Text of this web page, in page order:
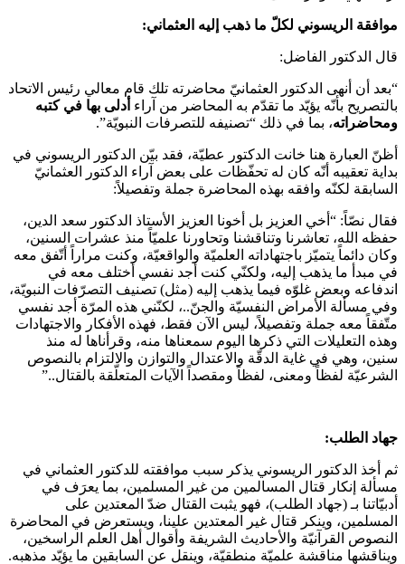
موافقة الريسوني لكلّ ما ذهب إليه العثماني:
قال الدكتور الفاضل:
“بعد أن أنهى الدكتور العثمانيّ محاضرته تلك قام معالي رئيس الاتحاد
بالتصريح بأنّه يؤيّد ما تقدّم به المحاضر من آراء أدلى بها في كتبه
ومحاضراته، بما في ذلك “تصنيفه للتصرفات النبويّة”.
أظنّ العبارة هنا خانت الدكتور عطيّة، فقد بيّن الدكتور الريسوني في
بداية تعقيبه أنّه كان له تحفّظات على بعض آراء الدكتور العثمانيّ
السابقة لكنّه وافقه بهذه المحاضرة جملة وتفصيلاً:
فقال نصّاً: “أخي العزيز بل أخونا العزيز الأستاذ الدكتور سعد الدين،
حفظه الله، تعاشرنا وتناقشنا وتحاورنا علميّاً منذ عشرات السنين،
وكان دائماً يتميّز باجتهاداته العلميّة والواقعيّة، وكنت مراراً أتّفق معه
في مبدأ ما يذهب إليه، ولكنّي كنت أجد نفسي أختلف معه في
اندفاعه وبعض غلوّه فيما يذهب إليه (مثل) تصنيف التصرّفات النبويّة،
وفي مسألة الأمراض النفسيّة والجنّ..، لكنّني هذه المرّة أجد نفسي
متّفقاً معه جملة وتفصيلاً، ليس الآن فقط، فهذه الأفكار والاجتهادات
وهذه التعليلات التي ذكرها اليوم سمعناها منه، وقرأناها له منذ
سنين، وهي في غاية الدقّة والاعتدال والتوازن والالتزام بالنصوص
الشرعيّة لفظاً ومعنى، لفظاً ومقصداً الآيات المتعلّقة بالقتال..”
جهاد الطلب:
ثم أخذ الدكتور الريسوني يذكر سبب موافقته للدكتور العثماني في
مسألة إنكار قتال المسالمين من غير المسلمين، بما يعرَف في
أدبيّاتنا بـ (جهاد الطلب)، فهو يثبت القتال ضدّ المعتدين على
المسلمين، وينكر قتال غير المعتدين علينا، ويستعرض في المحاضرة
النصوص القرآنيّة والأحاديث الشريفة وأقوال أهل العلم الراسخين،
ويناقشها مناقشة علميّة منطقيّة، وينقل عن السابقين ما يؤيّد مذهبه.